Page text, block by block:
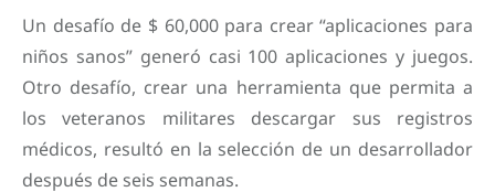
Un desafío de $ 60,000 para crear “aplicaciones para
niños sanos” generó casi 100 aplicaciones y juegos.
Otro desafío, crear una herramienta que permita a
los veteranos militares descargar sus registros
médicos, resultó en la selección de un desarrollador
después de seis semanas.